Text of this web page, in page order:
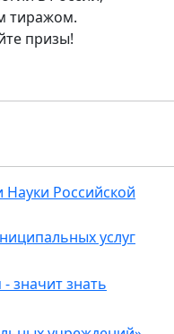
тиражом.
призы!